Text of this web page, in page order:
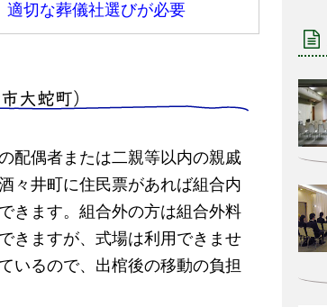
適切な葬儀社選びが必要
大蛇町）
配偶者または二親等以内の親戚
々井町に住民票があれば組合内
きます。組合外の方は組合外料
きますが、式場は利用できませ
いるので、出棺後の移動の負担